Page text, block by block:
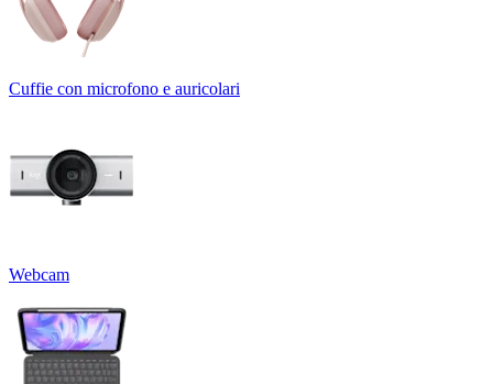
Cuffie con microfono e auricolari
Webcam